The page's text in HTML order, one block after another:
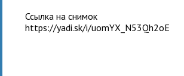
Ссылка на снимок
https://yadi.sk/i/uomYX_N53Qh2oE